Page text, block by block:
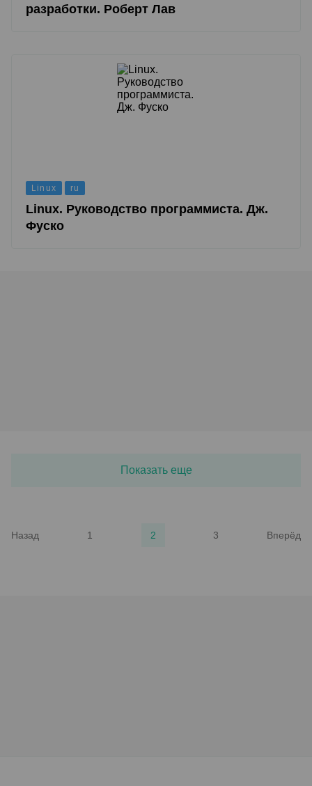
разработки. Роберт Лав
Linux ru
Linux. Руководство программиста. Дж.
Фуско
Показать еще
Назад 1 2 3 Вперёд